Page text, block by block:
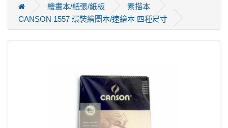
繪畫本/紙張/紙板
素描本
CANSON 1557 環裝繪圖本/速繪本 四種尺寸